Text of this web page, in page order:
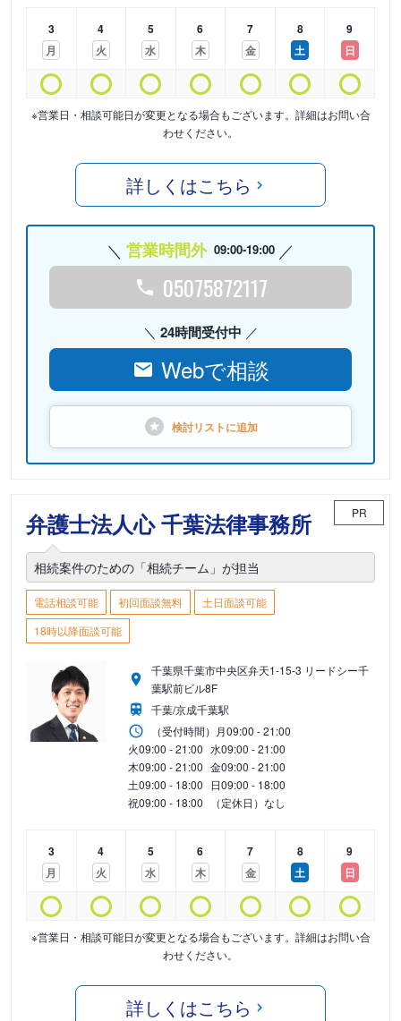
3
月
4
火
5
水
6
木
7
金
8
土
9
日
※営業日・相談可能日が変更となる場合もございます。詳細はお問い合
わせください。
詳しくはこちら
営業時間外 09:00-19:00
05075872117
24時間受付中
Webで相談
検討リストに追加
弁護士法人心 千葉法律事務所 PR
相続案件のための「相続チーム」が担当
電話相談可能 初回面談無料
土日面談可能
18時以降面談可能
千葉県千葉市中央区弁天1-15-3 リードシー千
葉駅前ビル8F
千葉/京成千葉駅
（受付時間） 月09:00 - 21:00
火09:00 - 21:00 水09:00 - 21:00
木09:00 - 21:00 金09:00 - 21:00
土09:00 - 18:00 日09:00 - 18:00
祝09:00 - 18:00 （定休日）なし
3
月
4
火
5
水
6
木
7
金
8
土
9
日
※営業日・相談可能日が変更となる場合もございます。詳細はお問い合
わせください。
詳しくはこちら